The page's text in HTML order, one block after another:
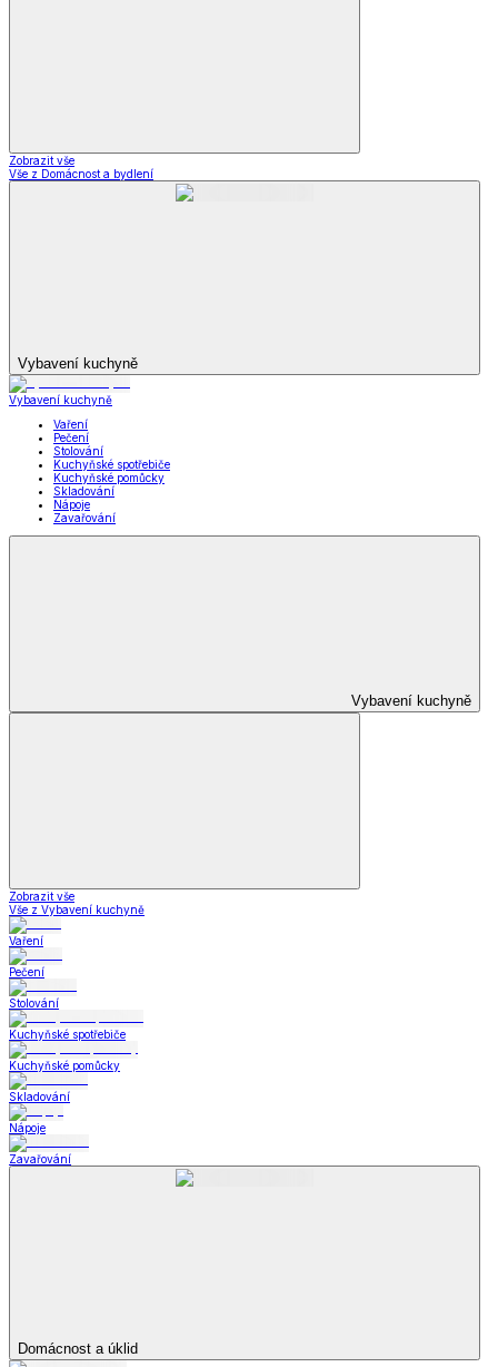
Zobrazit vše
Vše z Domácnost a bydlení
Vybavení kuchyně
Vybavení kuchyně
Vaření
Pečení
Stolování
Kuchyňské spotřebiče
Kuchyňské pomůcky
Skladování
Nápoje
Zavařování
Vybavení kuchyně
Zobrazit vše
Vše z Vybavení kuchyně
Vaření
Pečení
Stolování
Kuchyňské spotřebiče
Kuchyňské pomůcky
Skladování
Nápoje
Zavařování
Domácnost a úklid